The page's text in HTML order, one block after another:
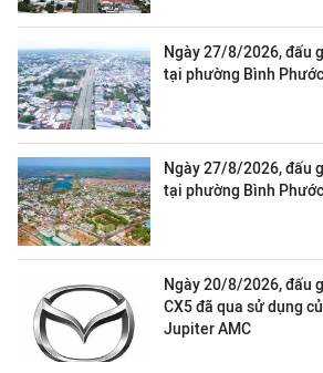
Ngày 27/8/2026, đấu
tại phường Bình
Ngày 27/8/2026, đấu
tại phường Bình
Ngày 20/8/2026, đấu
CX5 đã qua sử dụng
Jupiter AMC